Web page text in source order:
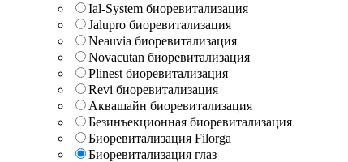
Ial-System биоревитализация
Jalupro биоревитализация
Neauvia биоревитализация
Novacutan биоревитализация
Plinest биоревитализация
Revi биоревитализация
Аквашайн биоревитализация
Безинъекционная биоревитализация
Биоревитализация Filorga
Биоревитализация глаз